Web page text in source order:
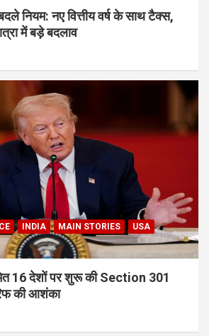
नियम: नए वित्तीय वर्ष के साथ टैक्स,
में बड़े बदलाव
INDIA MAIN STORIES
USA
16 देशों पर शुरू की Section 301
की आशंका